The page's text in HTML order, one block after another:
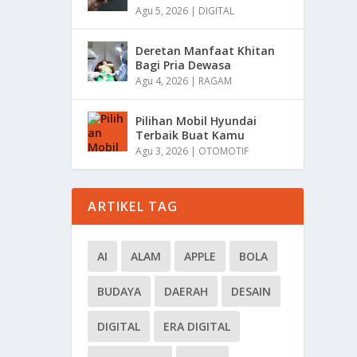
Agu 5, 2026 | DIGITAL
Deretan Manfaat Khitan
Bagi Pria Dewasa
Agu 4, 2026 | RAGAM
Pilihan Mobil Hyundai
Terbaik Buat Kamu
Agu 3, 2026 | OTOMOTIF
ARTIKEL TAG
AI ALAM APPLE BOLA
BUDAYA DAERAH DESAIN
DIGITAL ERA DIGITAL